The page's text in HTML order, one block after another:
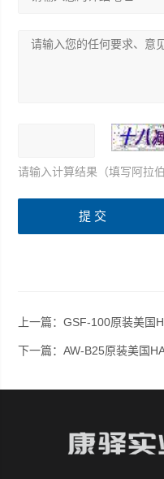
请输入计算结果（填写阿拉
上一篇：GSF-100原装美国
下一篇：AW-B25原装美国